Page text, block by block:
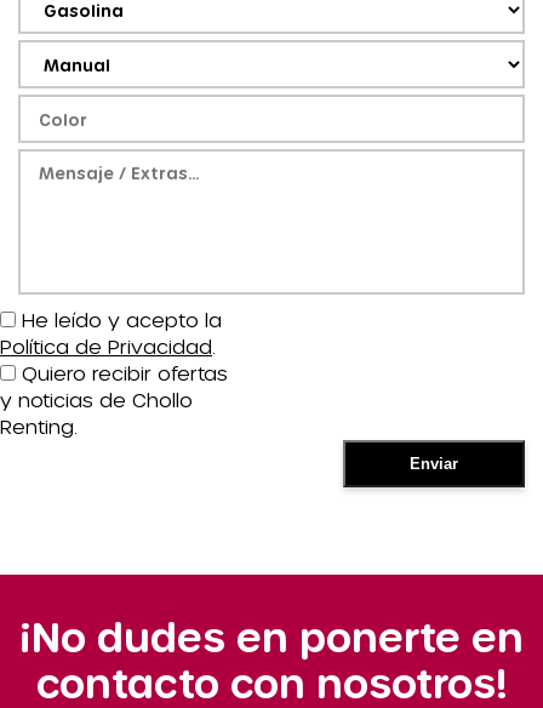
He leído y acepto la
Política de Privacidad
Quiero recibir ofertas
y noticias de Chollo
Renting.
¡No dudes en ponerte en
contacto con nosotros!